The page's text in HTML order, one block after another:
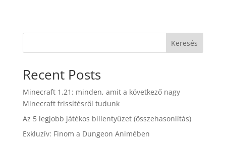
Keresés
Recent Posts
Minecraft 1.21: minden, amit a következő nagy
Minecraft frissítésről tudunk
Az 5 legjobb játékos billentyűzet (összehasonlítás)
Exkluzív: Finom a Dungeon Animében